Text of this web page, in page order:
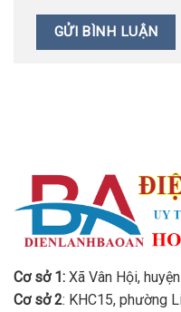
Cơ sở 1: Xã Vân Hội,
Cơ sở 2: KHC15, phường